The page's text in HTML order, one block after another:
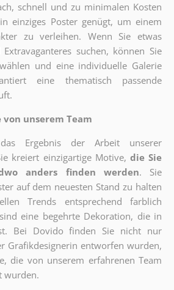
schnell und zu minimalen Kosten
einziges Poster genügt, um einem
zu verleihen. Wenn Sie etwas
suchen, können Sie
und eine individuelle Galerie
eine thematisch passende
unserem Team
Ergebnis der Arbeit unserer
kreiert einzigartige Motive, die Sie
anders finden werden. Sie
auf dem neuesten Stand zu halten
Trends entsprechend farblich
eine begehrte Dekoration, die in
Bei Dovido finden Sie nicht nur
Grafikdesignerin entworfen wurden,
die von unserem erfahrenen Team
wurden.